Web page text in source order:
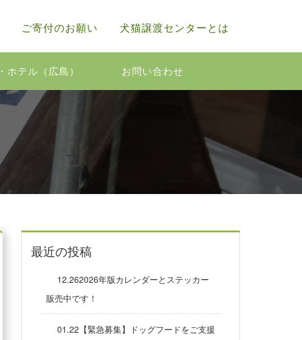
ご寄付のお願い 犬猫譲渡センターとは
ホテル（広島） お問い合わせ
最近の投稿
12.262026年版カレンダーとステッカー
販売中です！
01.22【緊急募集】ドッグフードをご支援